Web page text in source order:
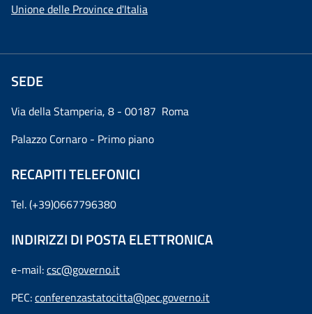
Unione delle Province d'Italia
SEDE
Via della Stamperia, 8 - 00187 Roma
Palazzo Cornaro - Primo piano
RECAPITI TELEFONICI
Tel. (+39)0667796380
INDIRIZZI DI POSTA ELETTRONICA
e-mail:csc@governo.it
PEC:conferenzastatocitta@pec.governo.it